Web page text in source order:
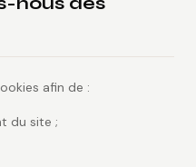
afin de :
du site ;